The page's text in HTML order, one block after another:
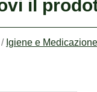
il
/ Igiene e Medicazione